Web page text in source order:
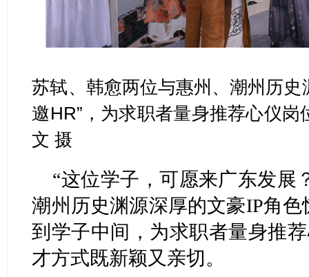
苏轼、韩愈两位与惠州、潮州历史
邀HR”，为求职者量身推荐心仪
文 摄
“这位学子，可愿来广东发展
潮州历史渊源深厚的文豪IP角
到学子中间，为求职者量身推
才方式既新颖又亲切。